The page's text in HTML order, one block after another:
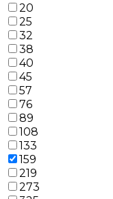
20
25
32
38
40
45
57
76
89
108
133
159
219
273